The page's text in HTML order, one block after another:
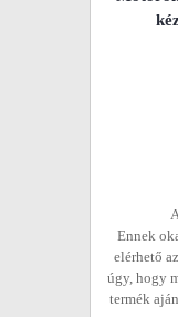
Ennek
elérhető
úgy, hogy
termék